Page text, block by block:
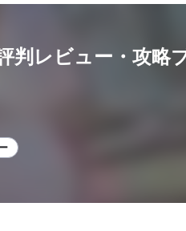
判レビュー・攻略